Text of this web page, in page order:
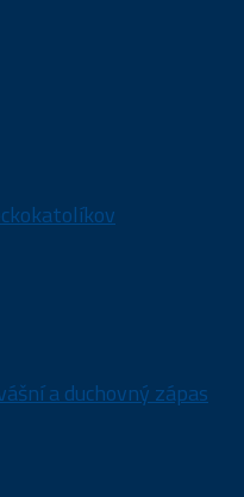
a duchovný zápas